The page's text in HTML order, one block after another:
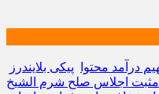
درآمد محتوا
پیکی بلایندرز
مثبت اجلاس صلح شرم الشیخ